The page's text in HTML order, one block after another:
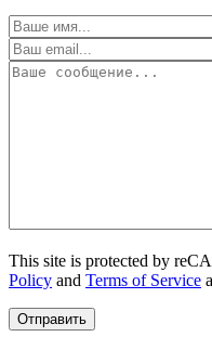
This site is protected by
Policy and Terms of Service